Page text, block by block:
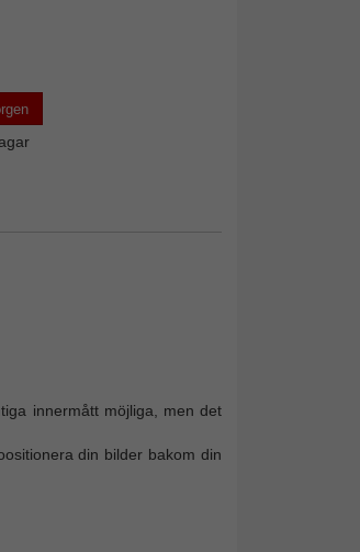
innermått möjliga, men det
din bilder bakom din